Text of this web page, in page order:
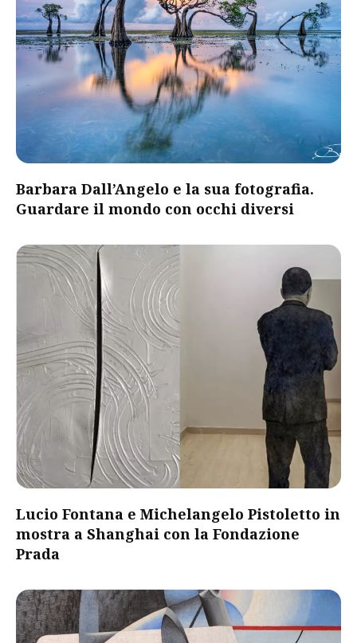
Barbara Dall’Angelo e la sua fotografia.
Guardare il mondo con occhi diversi
Lucio Fontana e Michelangelo Pistoletto in
mostra a Shanghai con la Fondazione
Prada